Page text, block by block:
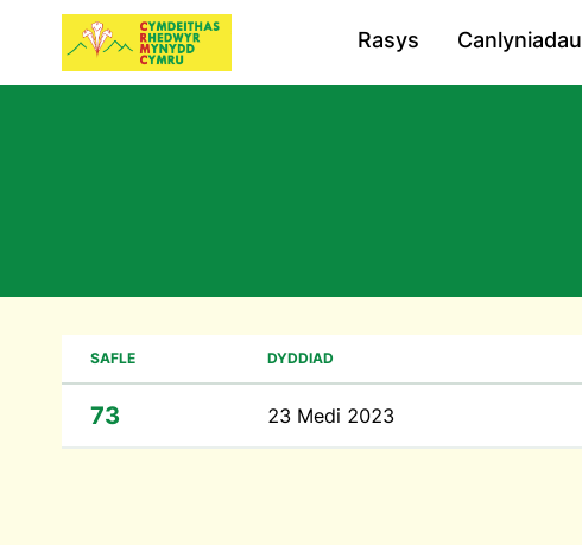
Rasys Canlyniadau
SAFLE DYDDIAD
73 23 Medi 2023